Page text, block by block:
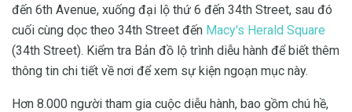
đến 6th Avenue, xuống đại lộ thứ 6 đến 34th Street, sau đó
cuối cùng dọc theo 34th Street đến Macy's Herald Square
(34th Street). Kiểm tra Bản đồ lộ trình diễu hành để biết thêm
thông tin chi tiết về nơi để xem sự kiện ngoạn mục này.
Hơn 8.000 người tham gia cuộc diễu hành, bao gồm chú hề,